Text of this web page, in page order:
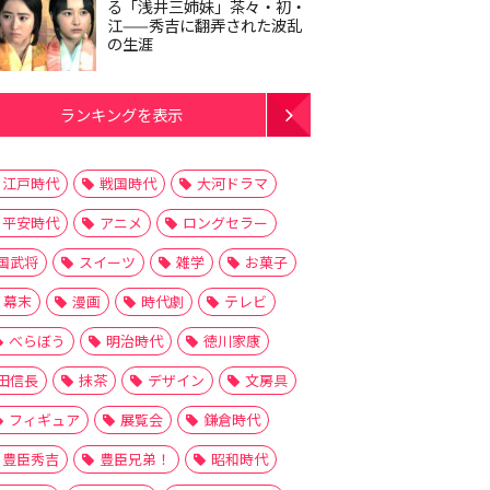
る「浅井三姉妹」茶々・初・
江——秀吉に翻弄された波乱
の生涯
ランキングを表示
江戸時代 戦国時代
大河ドラマ
平安時代
アニメ
ロングセラー
武将
スイーツ 雑学
お菓子
幕末
漫画 時代劇
テレビ
べらぼう
明治時代
徳川家康
信長
抹茶 デザイン
文房具
フィギュア
展覧会
鎌倉時代
豊臣秀吉
豊臣兄弟！
昭和時代